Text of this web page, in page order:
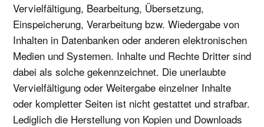
Vervielfältigung, Bearbeitung, Übersetzung,
Einspeicherung, Verarbeitung bzw. Wiedergabe von
Inhalten in Datenbanken oder anderen elektronischen
Medien und Systemen. Inhalte und Rechte Dritter sind
dabei als solche gekennzeichnet. Die unerlaubte
Vervielfältigung oder Weitergabe einzelner Inhalte
oder kompletter Seiten ist nicht gestattet und strafbar.
Lediglich die Herstellung von Kopien und Downloads